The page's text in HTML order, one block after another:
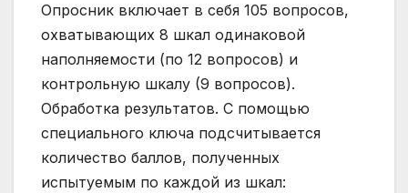
Опросник включает в себя 105 вопросов,
охватывающих 8 шкал одинаковой
наполняемости (по 12 вопросов) и
контрольную шкалу (9 вопросов).
Обработка результатов. С помощью
специального ключа подсчитывается
количество баллов, полученных
испытуемым по каждой из шкал: